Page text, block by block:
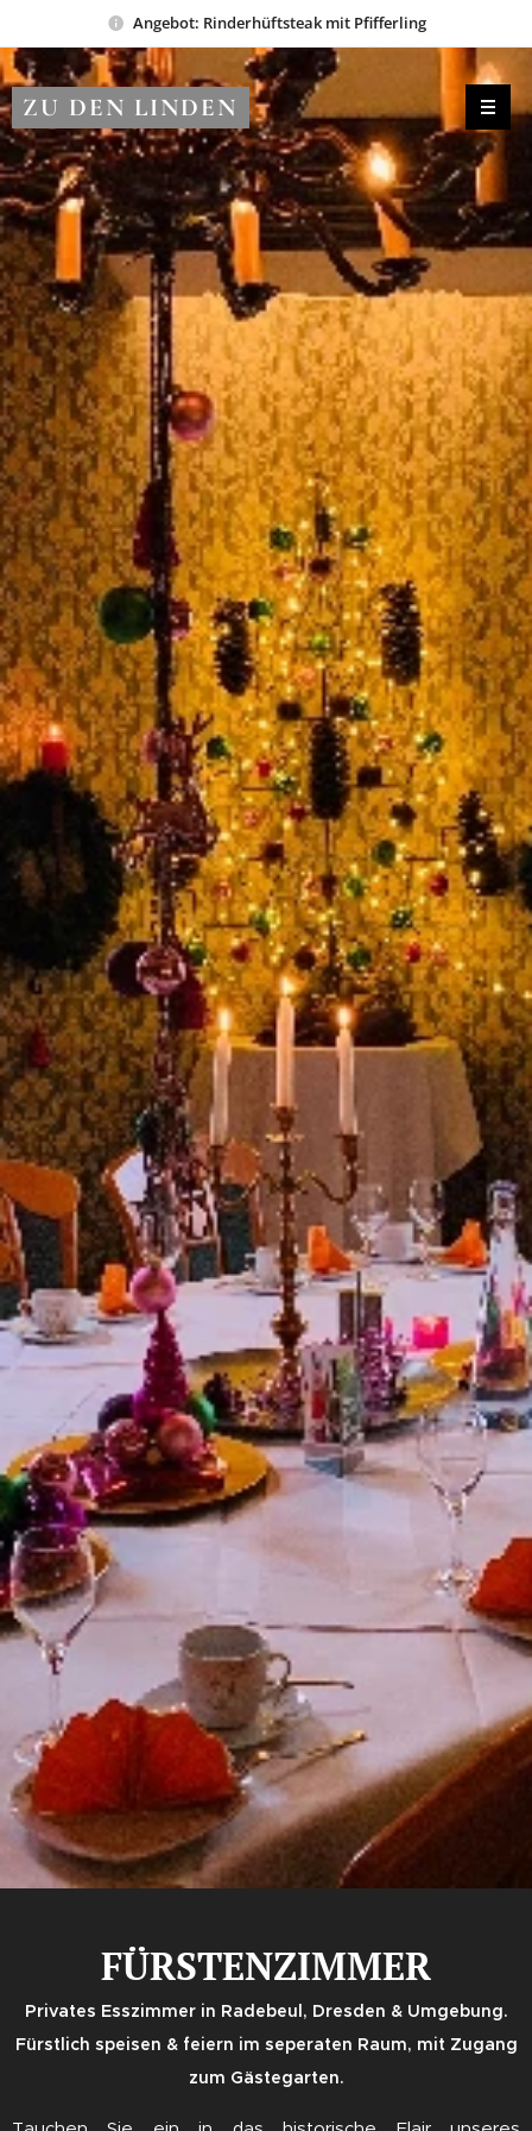
Angebot: Rinderhüftsteak mit Pfifferling
ZU DEN LINDEN
FÜRSTENZIMMER
Privates Esszimmer in Radebeul, Dresden & Umgebung.
Fürstlich speisen & feiern im seperaten Raum, mit Zugang
zum Gästegarten.